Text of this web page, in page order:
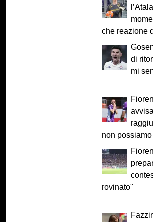
che reazione
di
mi
non
rovinato"